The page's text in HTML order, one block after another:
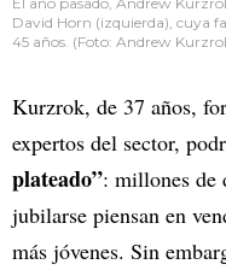
David Horn (izquierda), cuya
45 años. (Foto: Andrew
Kurzrok, de 37 años,
expertos del sector,
plateado”: millones de
jubilarse piensan en
más jóvenes. Sin